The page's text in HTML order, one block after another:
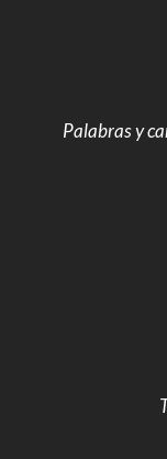
Palabras y